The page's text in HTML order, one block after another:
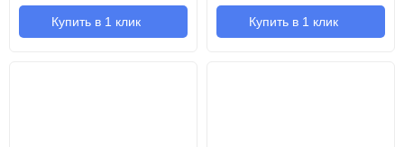
Купить в 1 клик Купить в 1 клик